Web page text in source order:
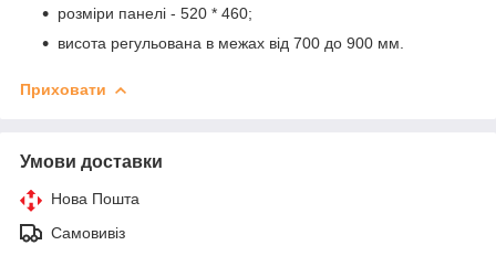
розміри панелі - 520 * 460;
висота регульована в межах від 700 до 900 мм.
Приховати
Умови доставки
Нова Пошта
Самовивіз